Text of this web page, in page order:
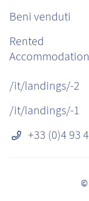
Beni venduti
Rented
/it/landings/-2
/it/landings/-1
+33 (0)4 93
©